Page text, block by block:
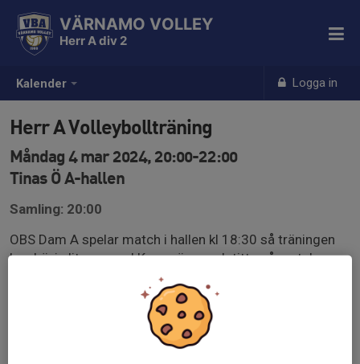
Kalender Logga in
VÄRNAMO VOLLEY
Herr A div 2
Herr A Volleybollträning
Måndag 4 mar 2024, 20:00-22:00
Tinas Ö A-hallen
Samling: 20:00
OBS Dam A spelar match i hallen kl 18:30 så träningen
kan börja lite senare! Kom gärna och titta på matchen